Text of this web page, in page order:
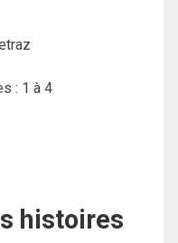
: 1 à 4
histoires